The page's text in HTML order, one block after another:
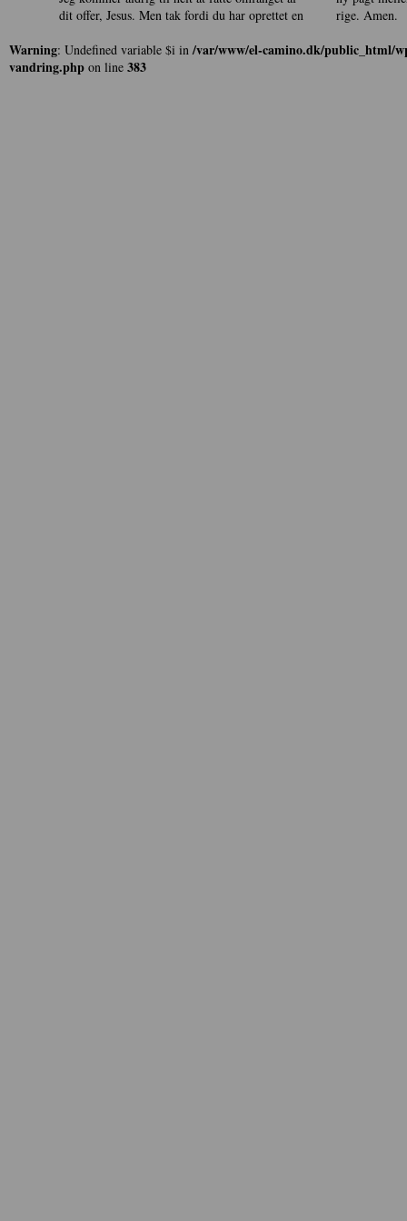
dit offer, Jesus. Men tak fordi du har oprettet en
rige. Amen.
Warning: Undefined variable $i in/var/www/el-camino.dk/public_html/
vandring.php on line 383